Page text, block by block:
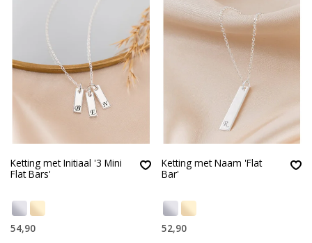
Ketting met Initiaal '3 Mini
Flat Bars'
54,90
Ketting met Naam 'Flat
Bar'
52,90